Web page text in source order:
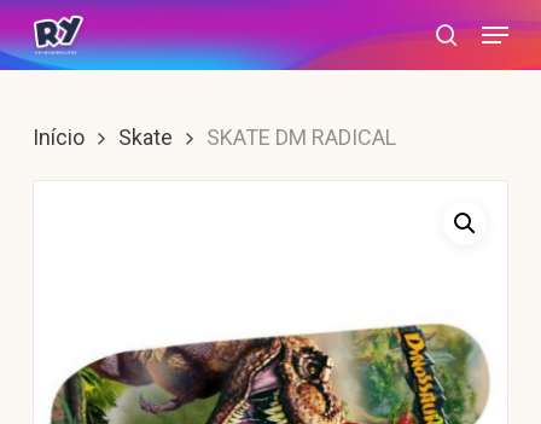
Skip
to
content
search
Menu
Início Skate SKATE DM RADICAL